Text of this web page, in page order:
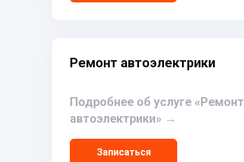
Ремонт автоэлектрики
Подробнее об услуге «Ремонт
автоэлектрики» →
Записаться